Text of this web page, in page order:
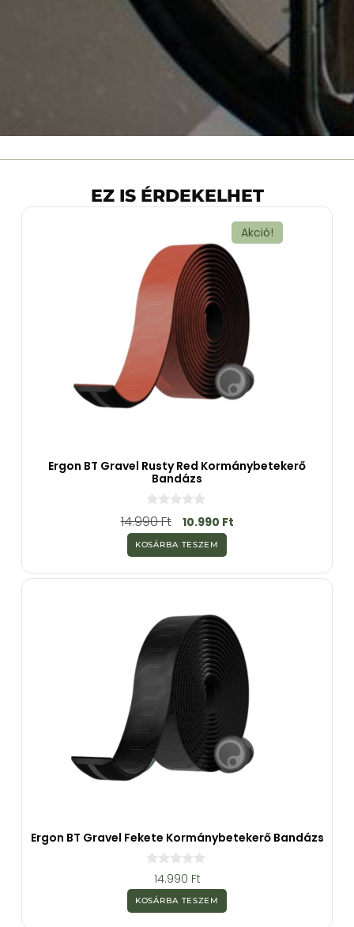
EZ IS ÉRDEKELHET
Akció!
Ergon BT Gravel Rusty Red Kormánybetekerő
Bandázs
0
a
5
-
b
ő
14.990Ft 10.990 Ft
KOSÁRBA TESZEM
Ergon BT Gravel Fekete Kormánybetekerő Bandázs
z
5
14.990 Ft
KOSÁRBA TESZEM